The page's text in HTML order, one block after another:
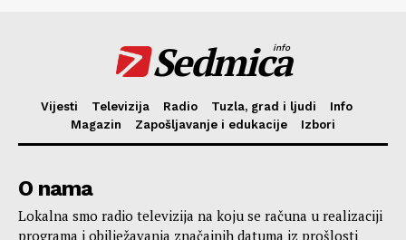
Sedmica
info
Vijesti Televizija Radio Tuzla, grad i ljudi
Info
Magazin
Zapošljavanje i edukacije Izbori
O nama
Lokalna smo radio televizija na koju se računa u realizaciji
programa i obilježavanja značajnih datuma iz prošlosti